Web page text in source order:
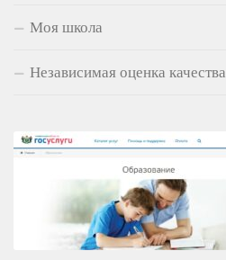
Моя школа
Независимая оценка качества